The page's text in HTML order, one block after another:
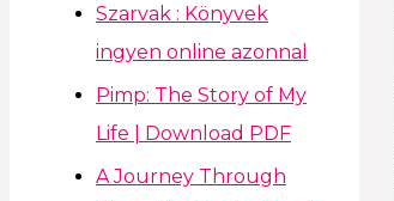
Szarvak : Könyvek
ingyen online azonnal
Pimp: The Story of My
Life | Download PDF
A Journey Through